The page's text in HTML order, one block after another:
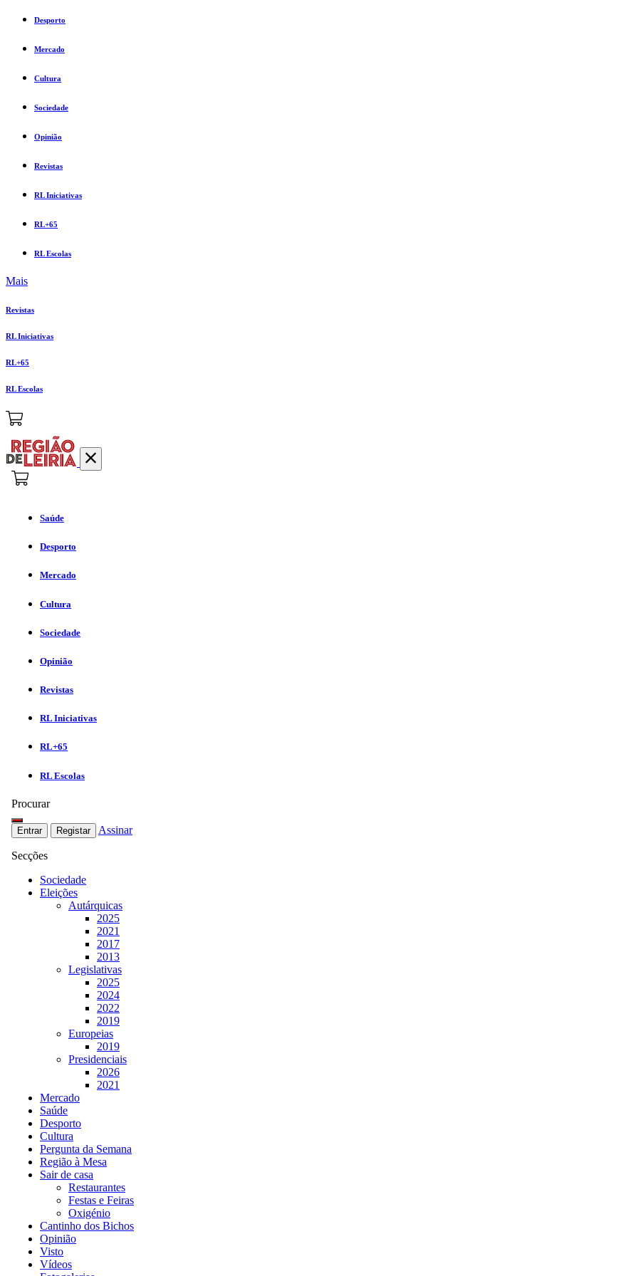
Desporto
Mercado
Cultura
Sociedade
Opinião
Revistas
RL Iniciativas
RL+65
RL Escolas
Mais
Revistas
RL Iniciativas
RL+65
RL Escolas
Saúde
Desporto
Mercado
Cultura
Sociedade
Opinião
Revistas
RL Iniciativas
RL+65
RL Escolas
Procurar
Entrar Registar Assinar
Secções
Sociedade
Eleições
Autárquicas
2025
2021
2017
2013
Legislativas
2025
2024
2022
2019
Europeias
2019
Presidenciais
2026
2021
Mercado
Saúde
Desporto
Cultura
Pergunta da Semana
Região à Mesa
Sair de casa
Restaurantes
Festas e Feiras
Oxigénio
Cantinho dos Bichos
Opinião
Visto
Vídeos